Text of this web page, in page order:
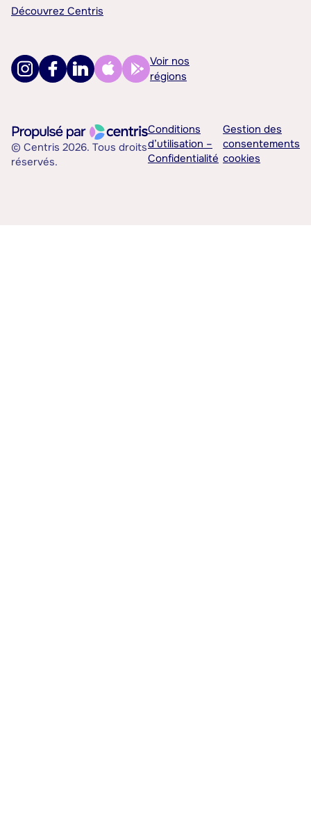
Découvrez Centris
Voir nos
régions
© Centris 2026. Tous droits
réservés.
Conditions
d’utilisation –
Confidentialité
Gestion des
consentements
cookies